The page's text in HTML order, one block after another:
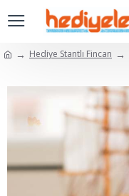
Hediye Stantlı Fincan